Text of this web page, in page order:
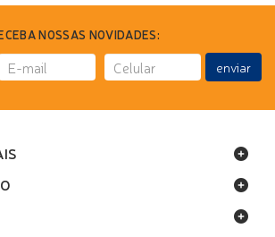
NOSSAS NOVIDADES:
enviar